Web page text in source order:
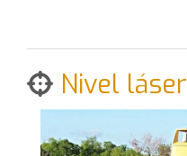
Nivel láser